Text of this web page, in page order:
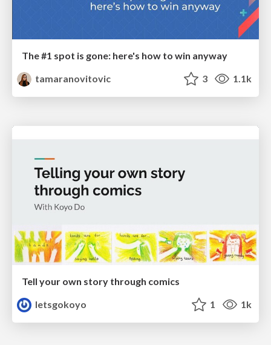
The #1 spot is gone: here's how to win anyway
tamaranovitovic
3 1.1k
Tell your own story through comics
letsgokoyo
1 1k